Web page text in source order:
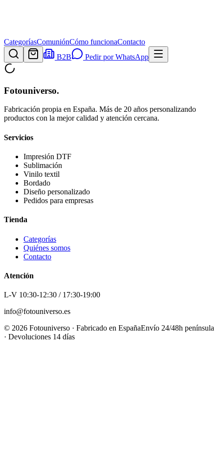
CategoríasComuniónCómo funcionaContacto
B2B
Pedir por WhatsApp
Fotouniverso.
Fabricación propia en España. Más de 20 años personalizando
productos con la mejor calidad y atención cercana.
Servicios
Impresión DTF
Sublimación
Vinilo textil
Bordado
Diseño personalizado
Pedidos para empresas
Tienda
Categorías
Quiénes somos
Contacto
Atención
L-V 10:30-12:30 / 17:30-19:00
info@fotouniverso.es
© 2026 Fotouniverso · Fabricado en EspañaEnvío 24/48h península
· Devoluciones 14 días